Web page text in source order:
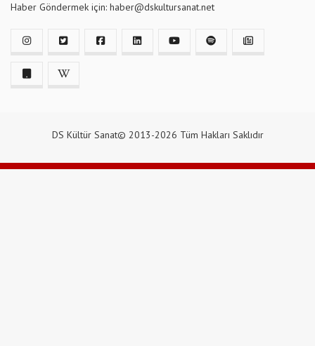
Haber Göndermek için: haber@dskultursanat.net
DS Kültür Sanat© 2013-2026 Tüm Hakları Saklıdır